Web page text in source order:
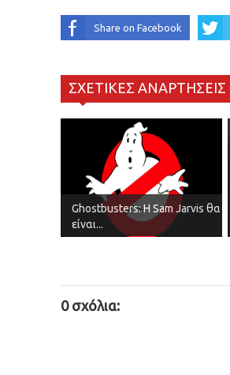
Share on Facebook
ΣΧΕΤΙΚΕΣ ΑΝΑΡΤΗΣΕΙΣ
Ghostbusters: Η Sam Jarvis θα
είναι...
0 σχόλια: